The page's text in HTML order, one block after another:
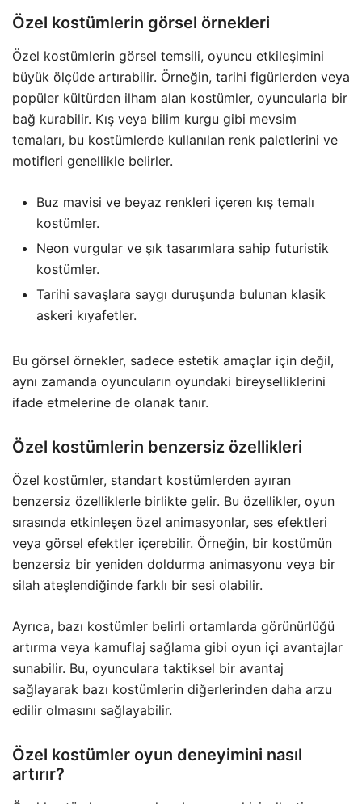
Özel kostümlerin görsel örnekleri
Özel kostümlerin görsel temsili, oyuncu etkileşimini
büyük ölçüde artırabilir. Örneğin, tarihi figürlerden veya
popüler kültürden ilham alan kostümler, oyuncularla bir
bağ kurabilir. Kış veya bilim kurgu gibi mevsim
temaları, bu kostümlerde kullanılan renk paletlerini ve
motifleri genellikle belirler.
Buz mavisi ve beyaz renkleri içeren kış temalı
kostümler.
Neon vurgular ve şık tasarımlara sahip futuristik
kostümler.
Tarihi savaşlara saygı duruşunda bulunan klasik
askeri kıyafetler.
Bu görsel örnekler, sadece estetik amaçlar için değil,
aynı zamanda oyuncuların oyundaki bireyselliklerini
ifade etmelerine de olanak tanır.
Özel kostümlerin benzersiz özellikleri
Özel kostümler, standart kostümlerden ayıran
benzersiz özelliklerle birlikte gelir. Bu özellikler, oyun
sırasında etkinleşen özel animasyonlar, ses efektleri
veya görsel efektler içerebilir. Örneğin, bir kostümün
benzersiz bir yeniden doldurma animasyonu veya bir
silah ateşlendiğinde farklı bir sesi olabilir.
Ayrıca, bazı kostümler belirli ortamlarda görünürlüğü
artırma veya kamuflaj sağlama gibi oyun içi avantajlar
sunabilir. Bu, oyunculara taktiksel bir avantaj
sağlayarak bazı kostümlerin diğerlerinden daha arzu
edilir olmasını sağlayabilir.
Özel kostümler oyun deneyimini nasıl
artırır?